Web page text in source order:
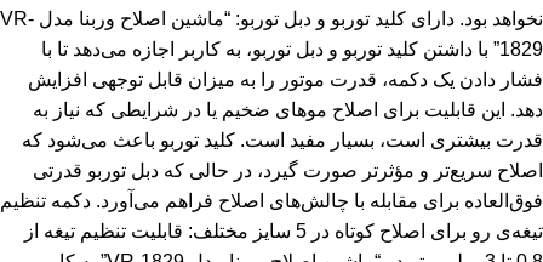
نخواهد بود. دارای کلید توربو و دبل توربو: “ماشین اصلاح وربنا مدل VR-
1829” با داشتن کلید توربو و دبل توربو، به کاربر اجازه می‌دهد تا با
فشار دادن یک دکمه، قدرت موتور را به میزان قابل توجهی افزایش
دهد. این قابلیت برای اصلاح موهای ضخیم یا در شرایطی که نیاز به
قدرت بیشتری است، بسیار مفید است. کلید توربو باعث می‌شود که
اصلاح سریع‌تر و مؤثرتر صورت گیرد، در حالی که دبل توربو قدرتی
فوق‌العاده برای مقابله با چالش‌های اصلاح فراهم می‌آورد. دکمه تنظیم
تیغه‌ی رو برای اصلاح کوتاه در 5 سایز مختلف: قابلیت تنظیم تیغه از